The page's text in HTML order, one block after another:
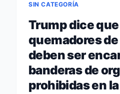
SIN CATEGORÍA
Trump dice
quemadores
deben ser
banderas de
prohibidas en